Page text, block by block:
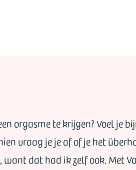
orgasme te krijgen? Voel je
vraag je je af of je het
want dat had ik zelf ook. Met